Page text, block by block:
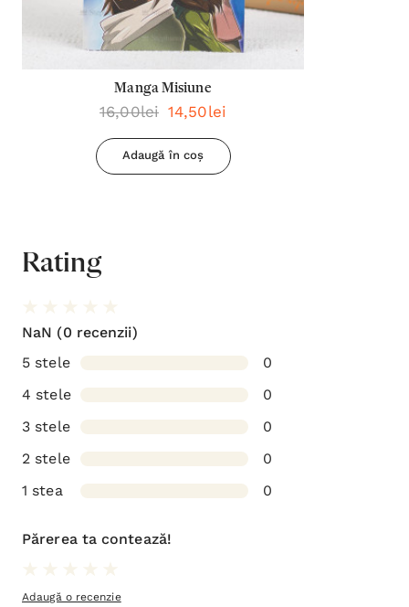
Manga Misiune
16,00lei 14,50lei
Adaugă în coș
Rating
NaN (0 recenzii)
5 stele
0
4 stele
0
3 stele
0
2 stele
0
1 stea
0
Părerea ta contează!
Adaugă o recenzie